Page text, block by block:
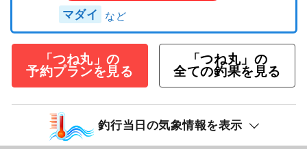
マダイ
「つね丸」の
予約プランを見る
「つね丸」の
全ての釣果を見る
釣行当日の気象情報を表示